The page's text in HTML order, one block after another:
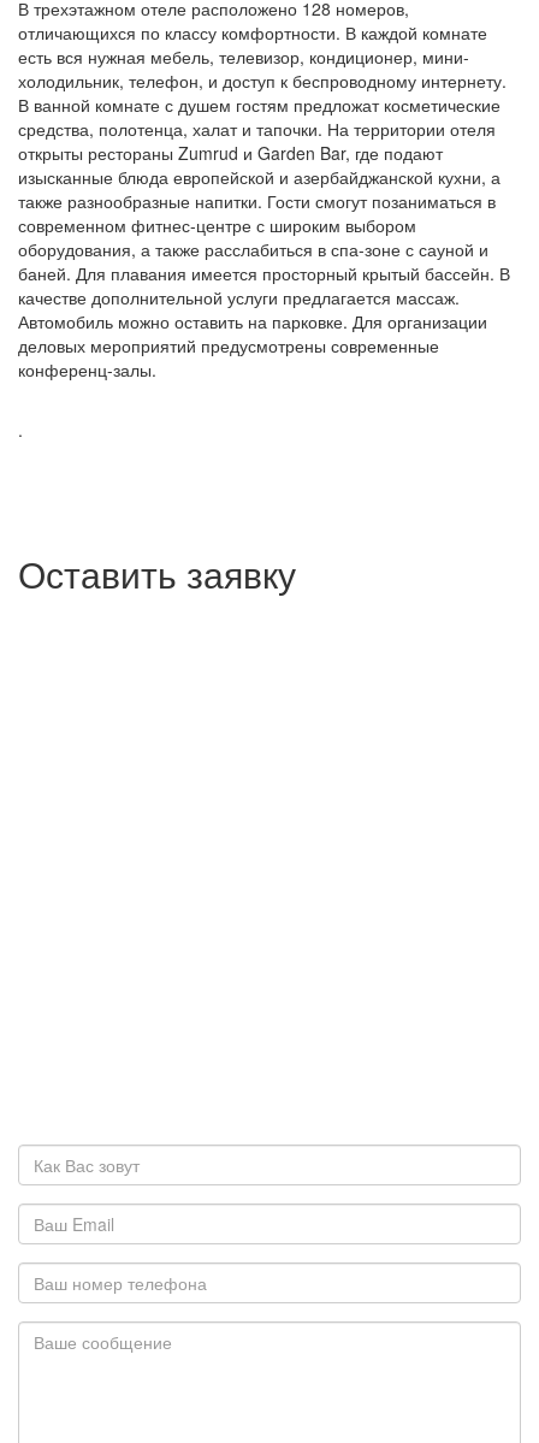
В трехэтажном отеле расположено 128 номеров,
отличающихся по классу комфортности. В каждой комнате
есть вся нужная мебель, телевизор, кондиционер, мини-
холодильник, телефон, и доступ к беспроводному интернету.
В ванной комнате с душем гостям предложат косметические
средства, полотенца, халат и тапочки. На территории отеля
открыты рестораны Zumrud и Garden Bar, где подают
изысканные блюда европейской и азербайджанской кухни, а
также разнообразные напитки. Гости смогут позаниматься в
современном фитнес-центре с широким выбором
оборудования, а также расслабиться в спа-зоне с сауной и
баней. Для плавания имеется просторный крытый бассейн. В
качестве дополнительной услуги предлагается массаж.
Автомобиль можно оставить на парковке. Для организации
деловых мероприятий предусмотрены современные
конференц-залы.
.
Оставить заявку